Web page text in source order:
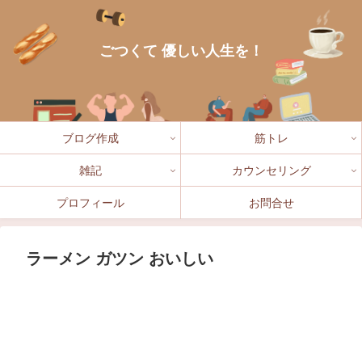
ごつくて 優しい人生を！
ブログ作成 筋トレ
雑記 カウンセリング
プロフィール お問合せ
ラーメン ガツン おいしい